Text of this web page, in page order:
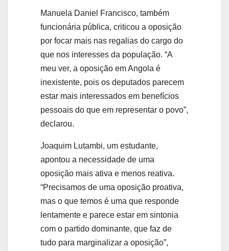
Manuela Daniel Francisco, também
funcionária pública, criticou a oposição
por focar mais nas regalias do cargo do
que nos interesses da população. “A
meu ver, a oposição em Angola é
inexistente, pois os deputados parecem
estar mais interessados em benefícios
pessoais do que em representar o povo”,
declarou.
Joaquim Lutambi, um estudante,
apontou a necessidade de uma
oposição mais ativa e menos reativa.
“Precisamos de uma oposição proativa,
mas o que temos é uma que responde
lentamente e parece estar em sintonia
com o partido dominante, que faz de
tudo para marginalizar a oposição”,